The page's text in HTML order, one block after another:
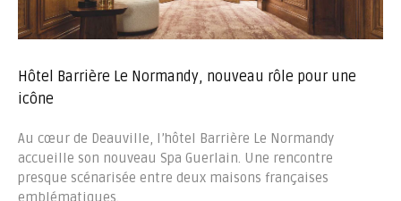
Hôtel Barrière Le Normandy, nouveau rôle pour une
icône
Au cœur de Deauville, l’hôtel Barrière Le Normandy
accueille son nouveau Spa Guerlain. Une rencontre
presque scénarisée entre deux maisons françaises
emblématiques.